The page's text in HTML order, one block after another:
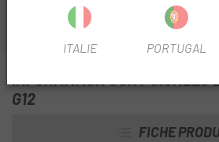
INFORMATION SUR POIGNÉES
G12
FICHE
ITALIE PORTUGAL